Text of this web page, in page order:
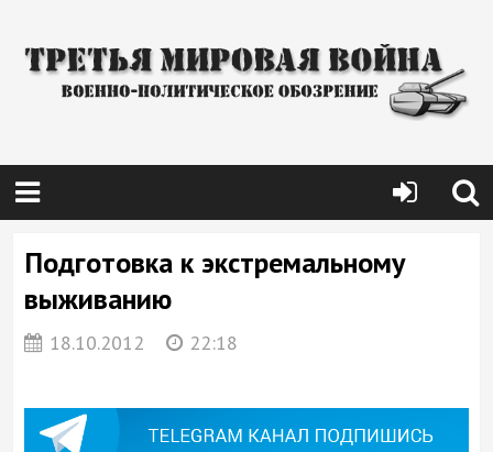
Подготовка к экстремальному
выживанию
18.10.2012 22:18